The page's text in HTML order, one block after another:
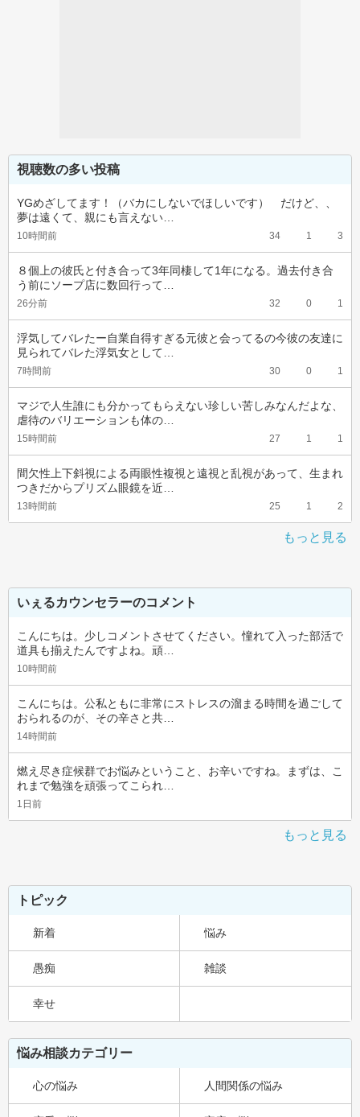
視聴数の多い投稿
YGめざしてます！（バカにしないでほしいです）　だけど、、
夢は遠くて、親にも言えない…
10時間前 34 1 3
８個上の彼氏と付き合って3年同棲して1年になる。過去付き合
う前にソープ店に数回行って…
26分前 32 0 1
浮気してバレたー自業自得すぎる元彼と会ってるの今彼の友達に
見られてバレた浮気女として…
7時間前 30 0 1
マジで人生誰にも分かってもらえない珍しい苦しみなんだよな、
虐待のバリエーションも体の…
15時間前 27 1 1
間欠性上下斜視による両眼性複視と遠視と乱視があって、生まれ
つきだからプリズム眼鏡を近…
13時間前 25 1 2
もっと見る
いぇるカウンセラーのコメント
こんにちは。少しコメントさせてください。憧れて入った部活で
道具も揃えたんですよね。頑…
10時間前
こんにちは。公私ともに非常にストレスの溜まる時間を過ごして
おられるのが、その辛さと共…
14時間前
燃え尽き症候群でお悩みということ、お辛いですね。まずは、こ
れまで勉強を頑張ってこられ…
1日前
もっと見る
トピック
新着 悩み
愚痴 雑談
幸せ
悩み相談カテゴリー
心の悩み 人間関係の悩み